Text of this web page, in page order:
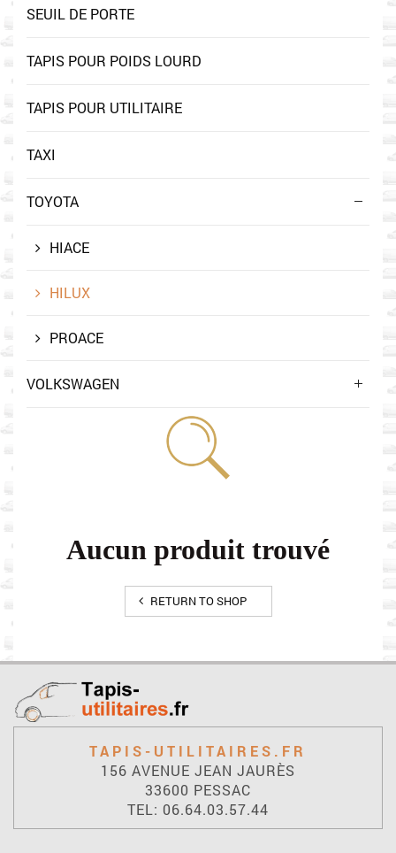
Aucun produit trouvé
RETURN TO SHOP
SEUIL DE PORTE
TAPIS POUR POIDS LOURD
TAPIS POUR UTILITAIRE
TAXI
TOYOTA
HIACE
HILUX
PROACE
VOLKSWAGEN
TAPIS-UTILITAIRES.FR
156 AVENUE JEAN JAURÈS
33600 PESSAC
TEL: 06.64.03.57.44